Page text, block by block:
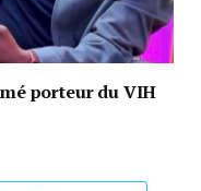
porteur du VIH